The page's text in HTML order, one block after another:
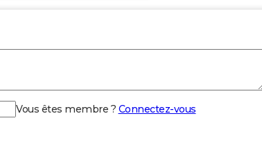
Vous êtes membre ? Connectez-vous